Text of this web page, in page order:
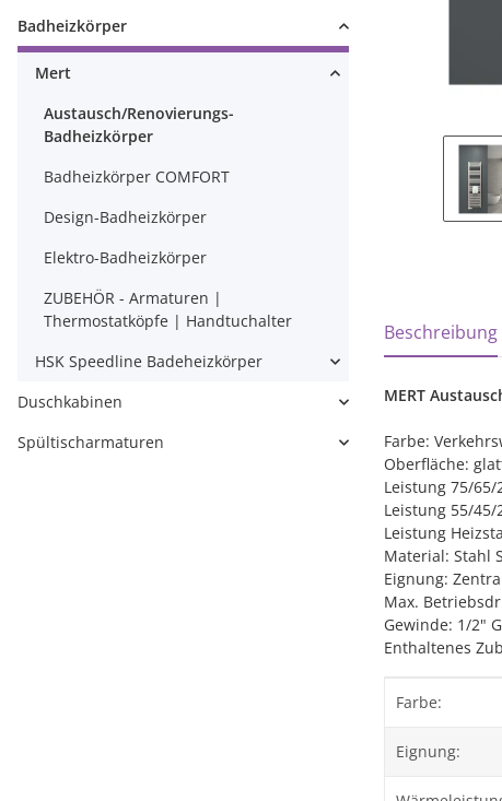
weitere
Beschreibung
MERT
Farbe:
Oberfläche:
Leistung 75/65/
Leistung 55/45/
Leistung
Material: Stahl
Eignung:
Max.
Gewinde: 1/2"
Enthaltenes
Wert
Farbe:
Eignung:
Badheizkörper
Mert
Austausch/Renovierungs-
Badheizkörper
Badheizkörper COMFORT
Design-Badheizkörper
Elektro-Badheizkörper
ZUBEHÖR - Armaturen |
Thermostatköpfe | Handtuchalter
HSK Speedline Badeheizkörper
Duschkabinen
Spültischarmaturen